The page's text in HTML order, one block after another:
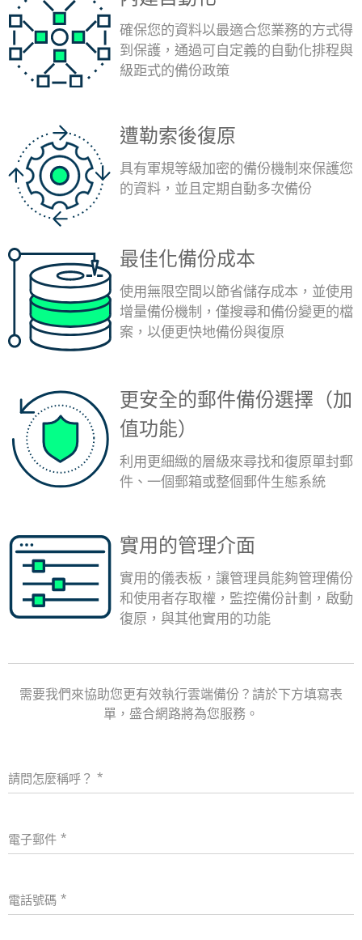
確保您的資料以最適合您業務的方式得
到保護，通過可自定義的自動化排程與
級距式的備份政策
遭勒索後復原
具有軍規等級加密的備份機制來保護您
的資料，並且定期自動多次備份
最佳化備份成本
使用無限空間以節省儲存成本，並使用
增量備份機制，僅搜尋和備份變更的檔
案，以便更快地備份與復原
更安全的郵件備份選擇（加
值功能）
利用更細緻的層級來尋找和復原單封郵
件、一個郵箱或整個郵件生態系統
實用的管理介面
實用的儀表板，讓管理員能夠管理備份
和使用者存取權，監控備份計劃，啟動
復原，與其他實用的功能
需要我們來協助您更有效執行雲端備份？請於下方填寫表
單，盛合網路將為您服務。
請問怎麼稱呼？
電子郵件
電話號碼